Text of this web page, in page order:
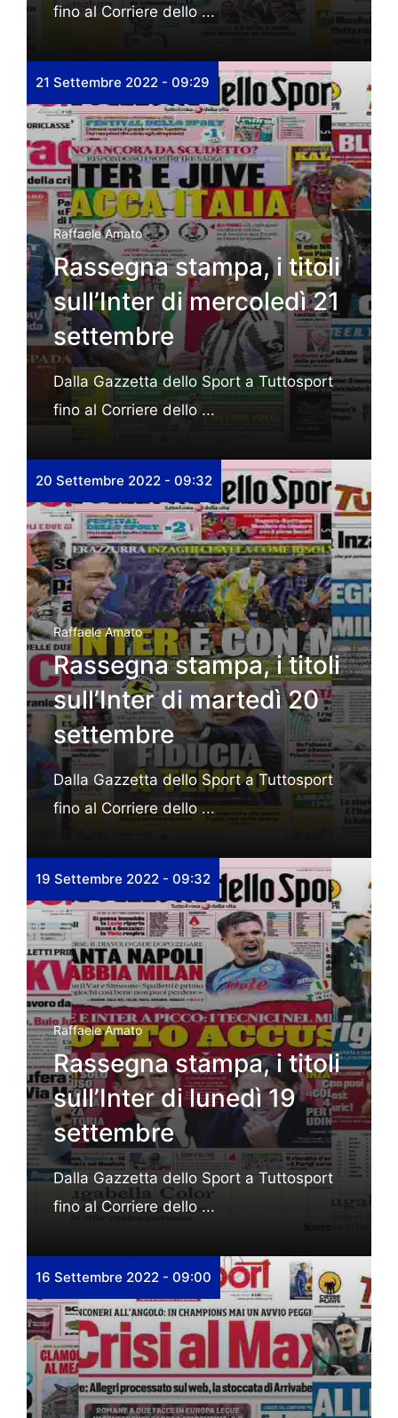
fino al Corriere dello ...
21 Settembre 2022 - 09:29
Raffaele Amato
Rassegna stampa, i titoli
sull’Inter di mercoledì 21
settembre
Dalla Gazzetta dello Sport a Tuttosport
fino al Corriere dello ...
20 Settembre 2022 - 09:32
Raffaele Amato
Rassegna stampa, i titoli
sull’Inter di martedì 20
settembre
Dalla Gazzetta dello Sport a Tuttosport
fino al Corriere dello ...
19 Settembre 2022 - 09:32
Raffaele Amato
Rassegna stampa, i titoli
sull’Inter di lunedì 19
settembre
Dalla Gazzetta dello Sport a Tuttosport
fino al Corriere dello ...
16 Settembre 2022 - 09:00